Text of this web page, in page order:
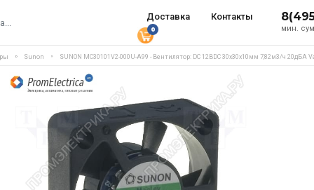
Доставка Контакты
мин.
0
Sunon SUNON MC30101V2-000U-A99 - Вентилятор: DC 12ВDC 30x30x10мм 7,82м3/ч 20дБА